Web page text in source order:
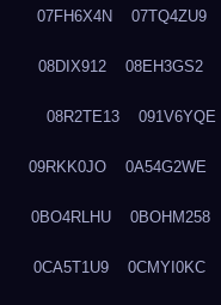
07FH6X4N 07TQ4ZU9
08DIX912 08EH3GS2
08R2TE13 091V6YQE
09RKK0JO 0A54G2WE
0BO4RLHU 0BOHM258
0CA5T1U9 0CMYI0KC